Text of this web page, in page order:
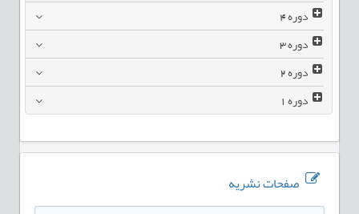
دوره4
دوره3
دوره2
دوره1
صفحات نشریه